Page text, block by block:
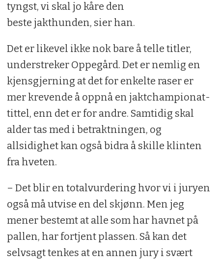
tyngst, vi skal jo kåre den
beste jakthunden, sier han.
Det er likevel ikke nok bare å telle titler,
understreker Oppegård. Det er nemlig en
kjensgjerning at det for enkelte raser er
mer krevende å oppnå en jaktchampionat-
tittel, enn det er for andre. Samtidig skal
alder tas med i betraktningen, og
allsidighet kan også bidra å skille klinten
fra hveten.
– Det blir en totalvurdering hvor vi i juryen
også må utvise en del skjønn. Men jeg
mener bestemt at alle som har havnet på
pallen, har fortjent plassen. Så kan det
selvsagt tenkes at en annen jury i svært